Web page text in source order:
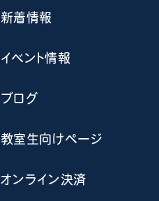
新着情報
イベント情報
ブログ
教室生向けページ
オンライン決済